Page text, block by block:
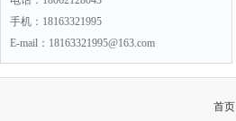
手机：18163321995
E-mail：18163321995@163.com
首页